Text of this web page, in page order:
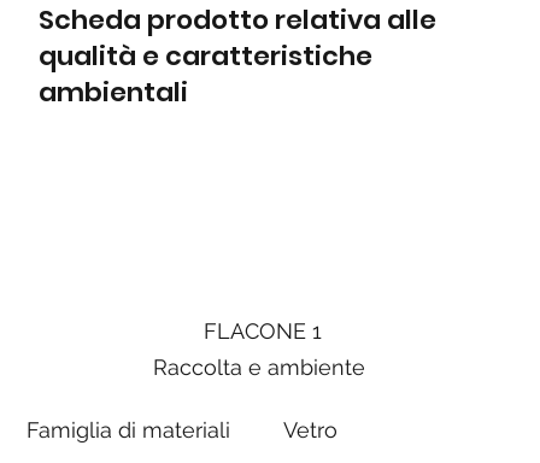
Scheda prodotto relativa alle
qualità e caratteristiche
ambientali
FLACONE 1
Raccolta e ambiente
Famiglia di materiali Vetro